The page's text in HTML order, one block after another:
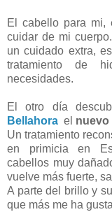
El cabello para mi,
cuidar de mi
un cuidado extra,
tratamiento de
necesidades.
El otro día
Bellahora el nuevo
Un tratamiento
en primicia en
cabellos muy
vuelve más fuerte,
A parte del brillo y
que más me ha